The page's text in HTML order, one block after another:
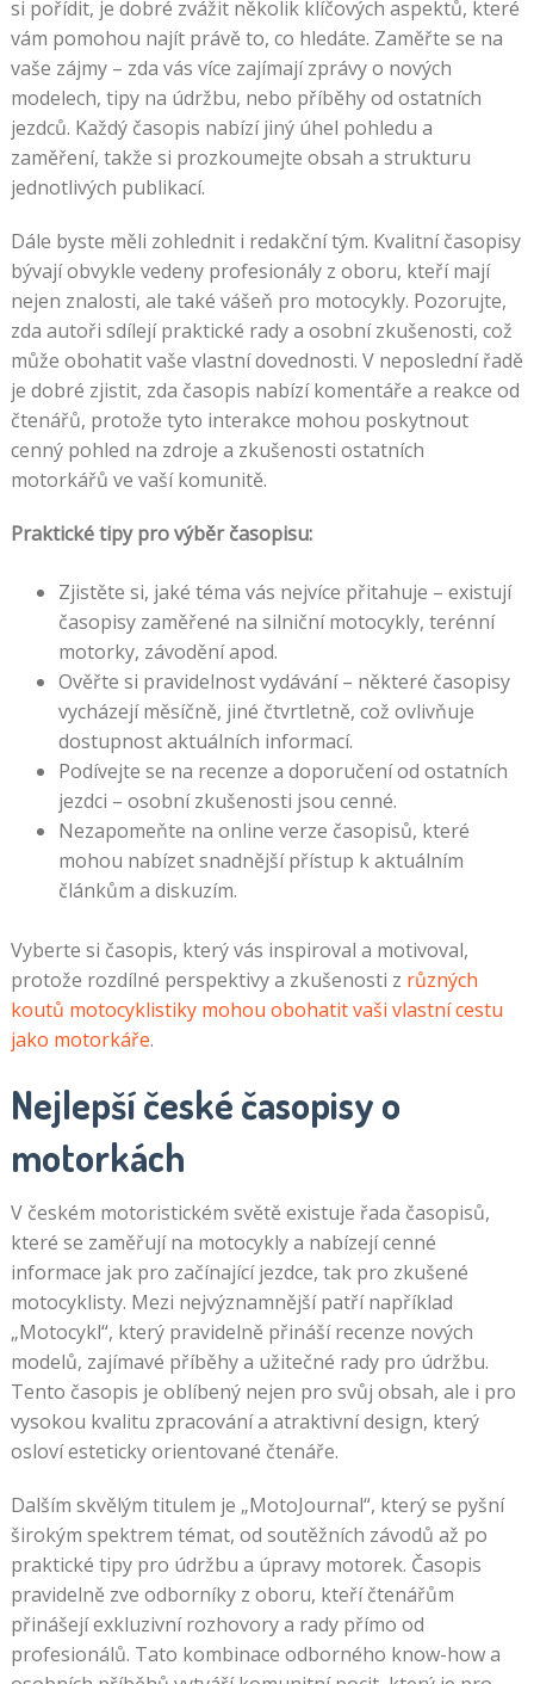
si pořídit, je dobré zvážit několik klíčových aspektů, které
vám pomohou najít právě to, co hledáte. Zaměřte se na
vaše zájmy – zda vás více zajímají zprávy o nových
modelech, tipy na údržbu, nebo příběhy od ostatních
jezdců. Každý časopis nabízí jiný úhel pohledu a
zaměření, takže si prozkoumejte obsah a strukturu
jednotlivých publikací.
Dále byste měli zohlednit i redakční tým. Kvalitní časopisy
bývají obvykle vedeny profesionály z oboru, kteří mají
nejen znalosti, ale také vášeň pro motocykly. Pozorujte,
zda autoři sdílejí praktické rady a osobní zkušenosti, což
může obohatit vaše vlastní dovednosti. V neposlední řadě
je dobré zjistit, zda časopis nabízí komentáře a reakce od
čtenářů, protože tyto interakce mohou poskytnout
cenný pohled na zdroje a zkušenosti ostatních
motorkářů ve vaší komunitě.
Praktické tipy pro výběr časopisu:
Zjistěte si, jaké téma vás nejvíce přitahuje – existují
časopisy zaměřené na silniční motocykly, terénní
motorky, závodění apod.
Ověřte si pravidelnost vydávání – některé časopisy
vycházejí měsíčně, jiné čtvrtletně, což ovlivňuje
dostupnost aktuálních informací.
Podívejte se na recenze a doporučení od ostatních
jezdci – osobní zkušenosti jsou cenné.
Nezapomeňte na online verze časopisů, které
mohou nabízet snadnější přístup k aktuálním
článkům a diskuzím.
Vyberte si časopis, který vás inspiroval a motivoval,
protože rozdílné perspektivy a zkušenosti z různých
koutů motocyklistiky mohou obohatit vaši vlastní cestu
jako motorkáře.
Nejlepší české časopisy o
motorkách
V českém motoristickém světě existuje řada časopisů,
které se zaměřují na motocykly a nabízejí cenné
informace jak pro začínající jezdce, tak pro zkušené
motocyklisty. Mezi nejvýznamnější patří například
„Motocykl“, který pravidelně přináší recenze nových
modelů, zajímavé příběhy a užitečné rady pro údržbu.
Tento časopis je oblíbený nejen pro svůj obsah, ale i pro
vysokou kvalitu zpracování a atraktivní design, který
osloví esteticky orientované čtenáře.
Dalším skvělým titulem je „MotoJournal“, který se pyšní
širokým spektrem témat, od soutěžních závodů až po
praktické tipy pro údržbu a úpravy motorek. Časopis
pravidelně zve odborníky z oboru, kteří čtenářům
přinášejí exkluzivní rozhovory a rady přímo od
profesionálů. Tato kombinace odborného know-how a